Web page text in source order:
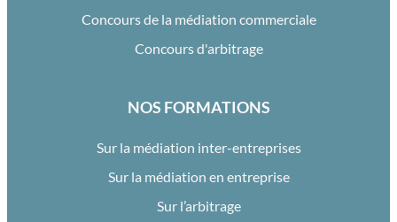
Concours de la médiation commerciale
Concours d'arbitrage
NOS FORMATIONS
Sur la médiation inter-entreprises
Sur la médiation en entreprise
Sur l’arbitrage